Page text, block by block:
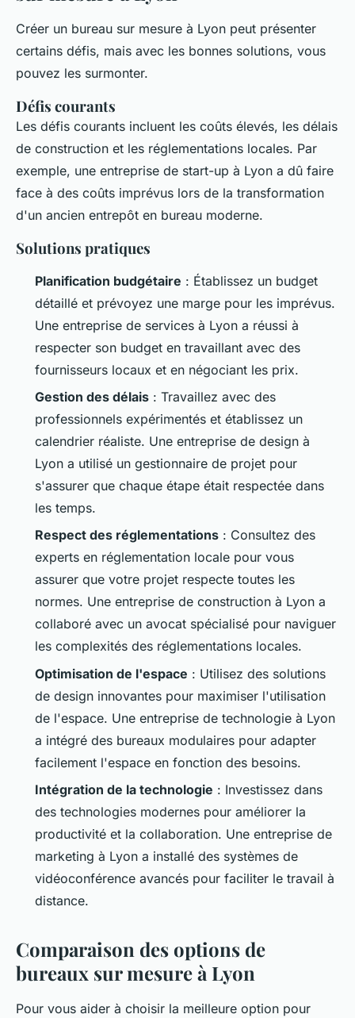
Créer un bureau sur mesure à Lyon peut présenter
certains défis, mais avec les bonnes solutions, vous
pouvez les surmonter.
Défis courants
Les défis courants incluent les coûts élevés, les délais
de construction et les réglementations locales. Par
exemple, une entreprise de start-up à Lyon a dû faire
face à des coûts imprévus lors de la transformation
d'un ancien entrepôt en bureau moderne.
Solutions pratiques
Planification budgétaire : Établissez un budget
détaillé et prévoyez une marge pour les imprévus.
Une entreprise de services à Lyon a réussi à
respecter son budget en travaillant avec des
fournisseurs locaux et en négociant les prix.
Gestion des délais : Travaillez avec des
professionnels expérimentés et établissez un
calendrier réaliste. Une entreprise de design à
Lyon a utilisé un gestionnaire de projet pour
s'assurer que chaque étape était respectée dans
les temps.
Respect des réglementations : Consultez des
experts en réglementation locale pour vous
assurer que votre projet respecte toutes les
normes. Une entreprise de construction à Lyon a
collaboré avec un avocat spécialisé pour naviguer
les complexités des réglementations locales.
Optimisation de l'espace : Utilisez des solutions
de design innovantes pour maximiser l'utilisation
de l'espace. Une entreprise de technologie à Lyon
a intégré des bureaux modulaires pour adapter
facilement l'espace en fonction des besoins.
Intégration de la technologie : Investissez dans
des technologies modernes pour améliorer la
productivité et la collaboration. Une entreprise de
marketing à Lyon a installé des systèmes de
vidéoconférence avancés pour faciliter le travail à
distance.
Comparaison des options de
bureaux sur mesure à Lyon
Pour vous aider à choisir la meilleure option pour